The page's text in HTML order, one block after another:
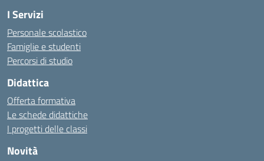
I Servizi
Personale scolastico
Famiglie e studenti
Percorsi di studio
Didattica
Offerta formativa
Le schede didattiche
I progetti delle classi
Novità